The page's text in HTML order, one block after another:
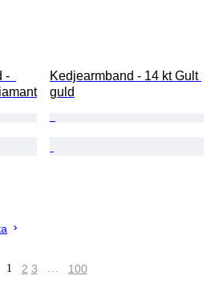
-
Kedjearmband - 14 kt Gult
guld
1 2 3 … 100